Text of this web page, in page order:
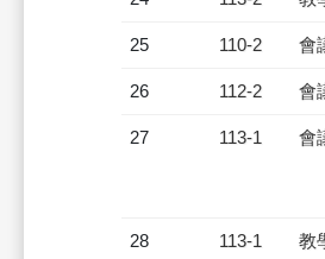
25 110-2 會
26 112-2 會
27 113-1 會
28 113-1 教